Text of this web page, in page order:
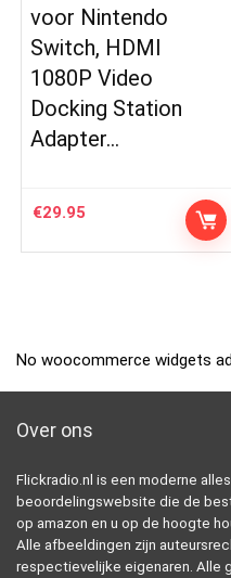
voor Nintendo
Switch, HDMI
1080P Video
Docking Station
Adapter…
€29.95
No woocommerce widgets
Over ons
Flickradio.nl is een moderne
beoordelingswebsite die de
op amazon en u op de hoogte
Alle afbeeldingen zijn
respectievelijke eigenaren. Alle